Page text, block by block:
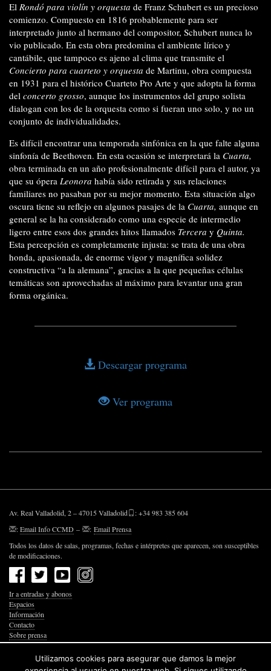
El Rondó para violín y orquesta de Franz Schubert es un precioso
comienzo. Compuesto en 1816 probablemente para ser
interpretado junto al hermano del compositor, Schubert nunca lo
vio publicado. En esta obra predomina el ambiente lírico y
cantábile, que tampoco es ajeno al clima que transmite el
Concierto para cuarteto y orquesta de Martinu, obra compuesta
en 1931 para el histórico Cuarteto Pro Arte y que adopta la forma
del concerto grosso, aunque los instrumentos del grupo solista
dialogan con los de la orquesta como si fueran uno solo, y no un
conjunto de individualidades.
Es difícil encontrar una temporada sinfónica en la que falte alguna
sinfonía de Beethoven. En esta ocasión se interpretará la Cuarta,
obra terminada en un año profesionalmente difícil para el autor, ya
que su ópera Leonora había sido retirada y sus relaciones
familiares no pasaban por su mejor momento. Esta situación algo
oscura tiene su reflejo en algunos pasajes de la Cuarta, aunque en
general se la ha considerado como una especie de intermedio
ligero entre esos dos grandes hitos llamados Tercera y Quinta.
Esta percepción es completamente injusta: se trata de una obra
honda, apasionada, de enorme vigor y magnífica solidez
constructiva “a la alemana”, gracias a la que pequeñas células
temáticas son aprovechadas al máximo para levantar una gran
forma orgánica.
Descargar programa
Ver programa
Av. Real Valladolid, 2 – 47015 Valladolid
: +34 983 385 604
:Email Info CCMD – : Email Prensa
Todos los datos de salas, programas, fechas e intérpretes que aparecen, son susceptibles
de modificaciones.
Ir a entradas y abonos
Espacios
Información
Contacto
Sobre prensa
Política de Privacidad
Política de Cookies
Accesibilidad Web
Utilizamos cookies para asegurar que damos la mejor